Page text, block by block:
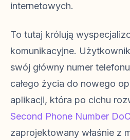
internetowych.
To tutaj królują
komunikacyjne.
swój główny numer
całego życia do nowego
aplikacji, która po cichu
Second Phone Number
zaprojektowany właśnie z